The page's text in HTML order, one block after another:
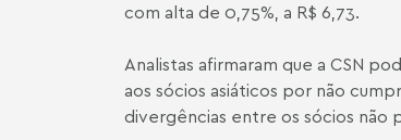
com alta de 0,75%, a R$ 6,73.
Analistas afirmaram que a CSN
aos sócios asiáticos por não
divergências entre os sócios não